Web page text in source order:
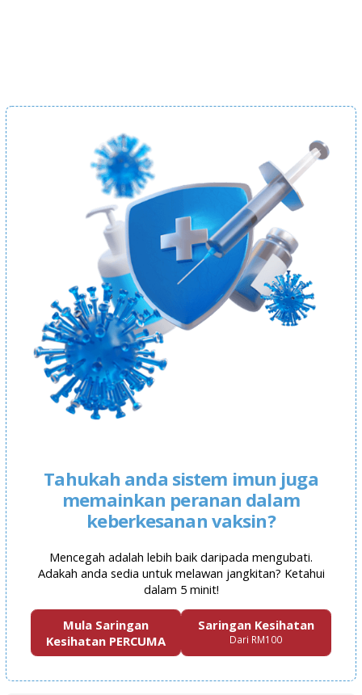
Tahukah anda sistem imun juga
memainkan peranan dalam
keberkesanan vaksin?
Mencegah adalah lebih baik daripada mengubati.
Adakah anda sedia untuk melawan jangkitan? Ketahui
dalam 5 minit!
Mula Saringan
Kesihatan PERCUMA
Saringan Kesihatan
Dari RM100